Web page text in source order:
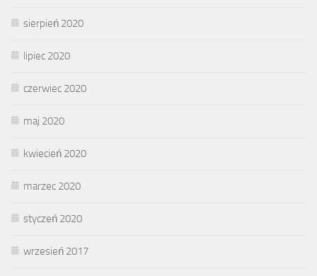
sierpień 2020
lipiec 2020
czerwiec 2020
maj 2020
kwiecień 2020
marzec 2020
styczeń 2020
wrzesień 2017